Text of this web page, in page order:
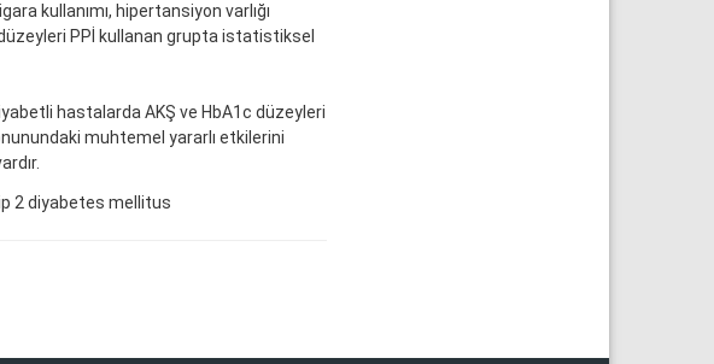
kullanımı, hipertansiyon varlığı
PPİ kullanan grupta istatistiksel
hastalarda AKŞ ve HbA1c düzeyleri
muhtemel yararlı etkilerini
2 diyabetes mellitus